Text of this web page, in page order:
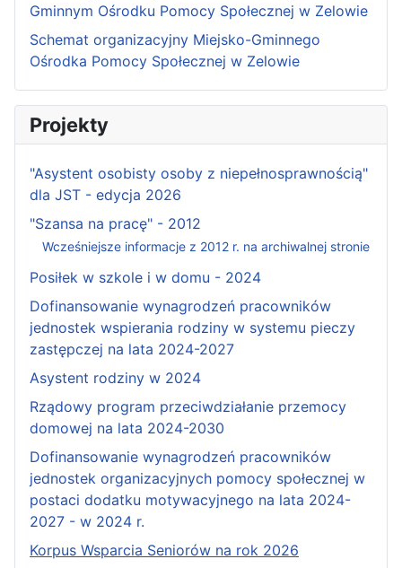
Gminnym Ośrodku Pomocy Społecznej w Zelowie
Schemat organizacyjny Miejsko-Gminnego
Ośrodka Pomocy Społecznej w Zelowie
Projekty
"Asystent osobisty osoby z niepełnosprawnością"
dla JST - edycja 2026
"Szansa na pracę" - 2012
Wcześniejsze informacje z 2012 r. na archiwalnej stronie
Posiłek w szkole i w domu - 2024
Dofinansowanie wynagrodzeń pracowników
jednostek wspierania rodziny w systemu pieczy
zastępczej na lata 2024-2027
Asystent rodziny w 2024
Rządowy program przeciwdziałanie przemocy
domowej na lata 2024-2030
Dofinansowanie wynagrodzeń pracowników
jednostek organizacyjnych pomocy społecznej w
postaci dodatku motywacyjnego na lata 2024-
2027 - w 2024 r.
Korpus Wsparcia Seniorów na rok 2026